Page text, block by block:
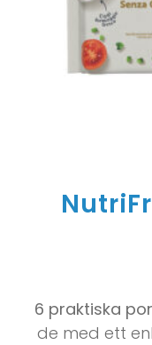
6 praktiska
de med ett